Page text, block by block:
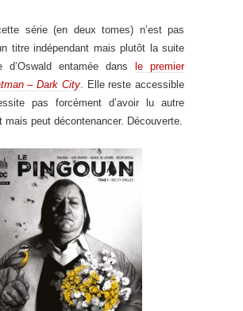
série (en deux tomes) n’est pas
titre indépendant mais plutôt la suite
d’Oswald entamée dans
le premier
– Dark City. Elle reste accessible
pas forcément d’avoir lu autre
mais peut décontenancer. Découverte.